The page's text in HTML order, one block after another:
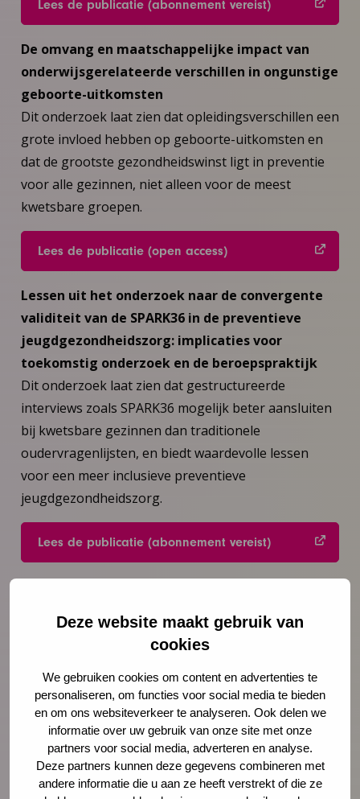
Deze website maakt gebruik van
cookies
We gebruiken cookies om content en advertenties te
personaliseren, om functies voor social media te bieden
en om ons websiteverkeer te analyseren. Ook delen we
informatie over uw gebruik van onze site met onze
partners voor social media, adverteren en analyse.
Deze partners kunnen deze gegevens combineren met
andere informatie die u aan ze heeft verstrekt of die ze
Lees de publicatie (abonnement vereist)
De omvang en maatschappelijke impact van
onderwijsgerelateerde verschillen in ongunstige
geboorte-uitkomsten
Dit onderzoek laat zien dat opleidingsverschillen een
grote invloed hebben op geboorte-uitkomsten en
dat de grootste gezondheidswinst ligt in preventie
voor alle gezinnen, niet alleen voor de meest
kwetsbare groepen.
Lees de publicatie (open access)
Lessen uit het onderzoek naar de convergente
validiteit van de SPARK36 in de preventieve
jeugdgezondheidszorg: implicaties voor
toekomstig onderzoek en de beroepspraktijk
Dit onderzoek laat zien dat gestructureerde
interviews zoals SPARK36 mogelijk beter aansluiten
bij kwetsbare gezinnen dan traditionele
oudervragenlijsten, en biedt waardevolle lessen
voor een meer inclusieve preventieve
jeugdgezondheidszorg.
Lees de publicatie (abonnement vereist)
De kijk van het NCJ op preventie is door onze
onderzoekers verwoord in het artikel ‘Preventie
herzien: van medische interventie naar
maatschappelijke opdracht’ gepubliceerd in TSG –
Tijdschrift voor gezondheidswetenschappen.
Lees de publicatie (open access)